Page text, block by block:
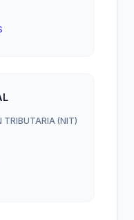
TRIBUTARIA (NIT)